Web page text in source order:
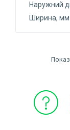
Наружний
Ширина, мм